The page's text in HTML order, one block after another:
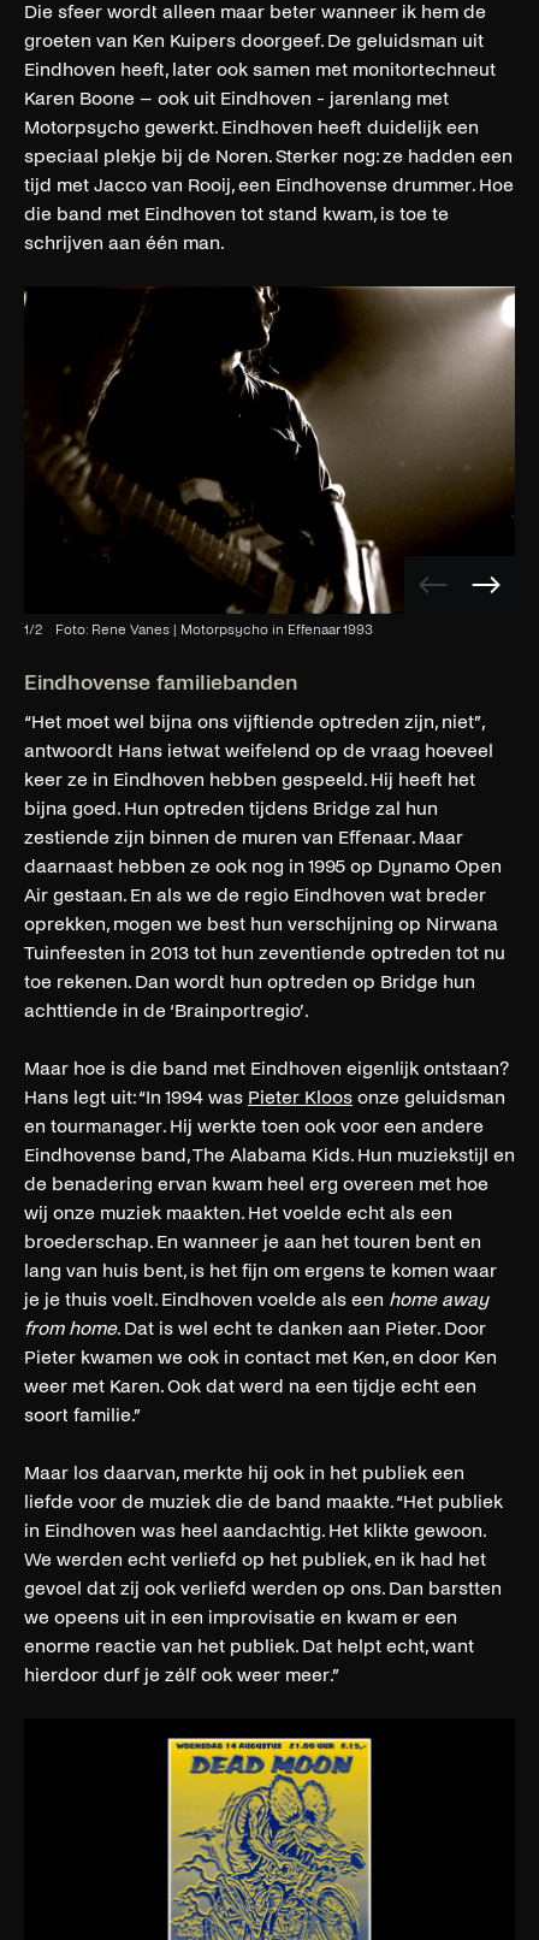
Die sfeer wordt alleen maar beter wanneer ik hem de
groeten van Ken Kuipers doorgeef. De geluidsman uit
Eindhoven heeft, later ook samen met monitortechneut
Karen Boone – ook uit Eindhoven - jarenlang met
Motorpsycho gewerkt. Eindhoven heeft duidelijk een
speciaal plekje bij de Noren. Sterker nog: ze hadden een
tijd met Jacco van Rooij, een Eindhovense drummer. Hoe
die band met Eindhoven tot stand kwam, is toe te
schrijven aan één man.
Vorige
1/2 Foto: Rene Vanes | Motorpsycho in Effenaar 1993
Eindhovense familiebanden
“Het moet wel bijna ons vijftiende optreden zijn, niet”,
antwoordt Hans ietwat weifelend op de vraag hoeveel
keer ze in Eindhoven hebben gespeeld. Hij heeft het
bijna goed. Hun optreden tijdens Bridge zal hun
zestiende zijn binnen de muren van Effenaar. Maar
daarnaast hebben ze ook nog in 1995 op Dynamo Open
Air gestaan. En als we de regio Eindhoven wat breder
oprekken, mogen we best hun verschijning op Nirwana
Tuinfeesten in 2013 tot hun zeventiende optreden tot nu
toe rekenen. Dan wordt hun optreden op Bridge hun
achttiende in de ‘Brainportregio’.
Maar hoe is die band met Eindhoven eigenlijk ontstaan?
Hans legt uit: “In 1994 was Pieter Kloos onze geluidsman
en tourmanager. Hij werkte toen ook voor een andere
Eindhovense band, The Alabama Kids. Hun muziekstijl en
de benadering ervan kwam heel erg overeen met hoe
wij onze muziek maakten. Het voelde echt als een
broederschap. En wanneer je aan het touren bent en
lang van huis bent, is het fijn om ergens te komen waar
je je thuis voelt. Eindhoven voelde als een home away
from home. Dat is wel echt te danken aan Pieter. Door
Pieter kwamen we ook in contact met Ken, en door Ken
weer met Karen. Ook dat werd na een tijdje echt een
soort familie.”
Maar los daarvan, merkte hij ook in het publiek een
liefde voor de muziek die de band maakte. “Het publiek
in Eindhoven was heel aandachtig. Het klikte gewoon.
We werden echt verliefd op het publiek, en ik had het
gevoel dat zij ook verliefd werden op ons. Dan barstten
we opeens uit in een improvisatie en kwam er een
enorme reactie van het publiek. Dat helpt echt, want
hierdoor durf je zélf ook weer meer.”